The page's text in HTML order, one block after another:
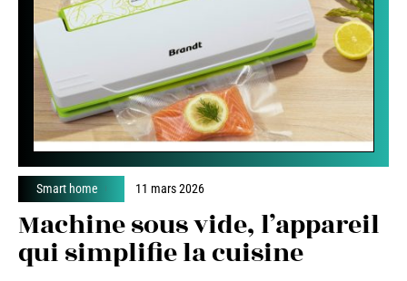
Smart home 11 mars 2026
Machine sous vide, l’appareil
qui simplifie la cuisine